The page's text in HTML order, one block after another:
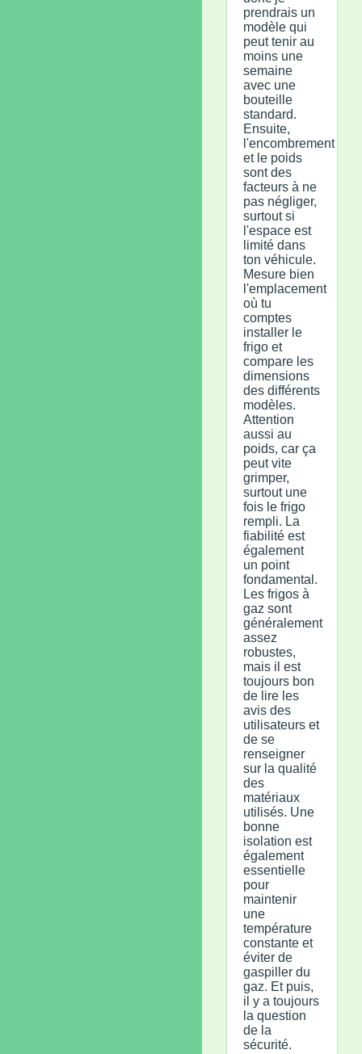
prendrais un
modèle qui
peut tenir au
moins une
semaine
avec une
bouteille
standard.
Ensuite,
l'encombrement
et le poids
sont des
facteurs à ne
pas négliger,
surtout si
l'espace est
limité dans
ton véhicule.
Mesure bien
l'emplacement
où tu
comptes
installer le
frigo et
compare les
dimensions
des différents
modèles.
Attention
aussi au
poids, car ça
peut vite
grimper,
surtout une
fois le frigo
rempli. La
fiabilité est
également
un point
fondamental.
Les frigos à
gaz sont
généralement
assez
robustes,
mais il est
toujours bon
de lire les
avis des
utilisateurs et
de se
renseigner
sur la qualité
des
matériaux
utilisés. Une
bonne
isolation est
également
essentielle
pour
maintenir
une
température
constante et
éviter de
gaspiller du
gaz. Et puis,
il y a toujours
la question
de la
sécurité.